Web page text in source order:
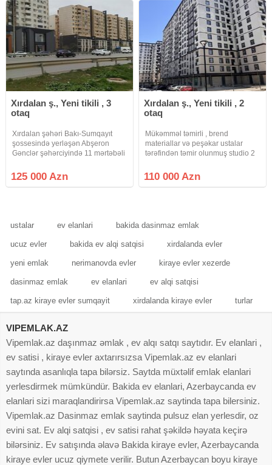
Xırdalan ş., Yeni tikili , 3
otaq
Xırdalan şəhəri Bakı-Sumqayıt
şossesində yerləşən Abşeron
Gənclər şəhərciyində 11 mərtəbəli
85 kv .m olan qanuni 3 otaqlı
super təmirli, kupçalı bina evi təcili
125 000 Azn
Xırdalan ş., Yeni tikili , 2
otaq
Mükəmməl təmirli , brend
materiallar və peşəkar ustalar
tərəfindən təmir olunmuş studio 2
110 000 Azn
ustalar ev elanlari bakida dasinmaz emlak
ucuz evler bakida ev alqi satqisi xirdalanda evler
yeni emlak nerimanovda evler kiraye evler xezerde
dasinmaz emlak ev elanlari ev alqi satqisi
tap.az kiraye evler sumqayit xirdalanda kiraye evler turlar
VIPEMLAK.AZ
Vipemlak.az daşınmaz əmlak , ev alqı satqı saytıdır. Ev elanlari ,
ev satisi , kiraye evler axtarırsızsa Vipemlak.az ev elanlari
saytında asanlıqla tapa bilərsiz. Saytda müxtəlif emlak elanlari
yerlesdirmek mümkündür. Bakida ev elanlari, Azerbaycanda ev
elanlari sizi maraqlandirirsa Vipemlak.az saytinda tapa bilersiniz.
Vipemlak.az Dasinmaz emlak saytinda pulsuz elan yerlesdir, oz
evini sat. Ev alqi satqisi , ev satisi rahat şəkildə həyata keçirə
bilərsiniz. Ev satışında əlavə Bakida kiraye evler, Azerbaycanda
kiraye evler ucuz qiymete verilir. Butun Azerbaycan boyu kiraye